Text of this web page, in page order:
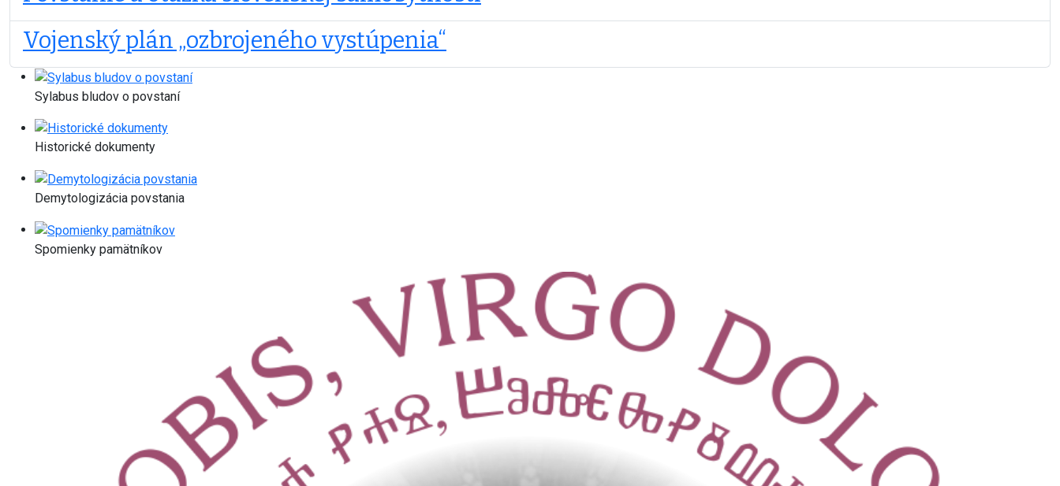
Vojenský plán „ozbrojeného vystúpenia“
Sylabus bludov o povstaní
Historické dokumenty
Demytologizácia povstania
Spomienky pamätníkov